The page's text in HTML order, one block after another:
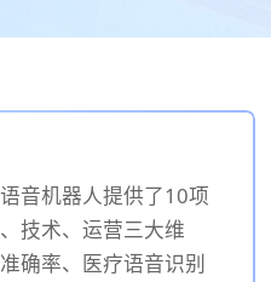
音机器人提供了10项
技术、运营三大维
确率、医疗语音识别